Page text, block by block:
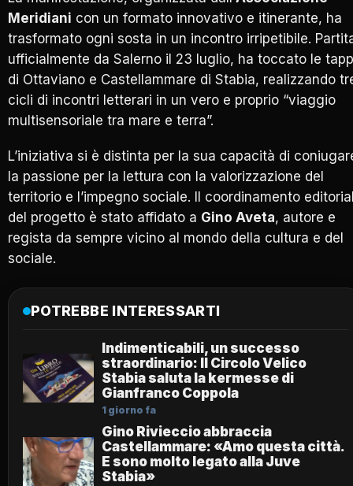
Meridiani con un formato innovativo e itinerante, ha
trasformato ogni sosta in un incontro irripetibile.
ufficialmente da Salerno il 23 luglio, ha toccato le
di Ottaviano e Castellammare di Stabia, realizzando
cicli di incontri letterari in un vero e proprio “viaggio
multisensoriale tra mare e terra”.
L’iniziativa si è distinta per la sua capacità di
la passione per la lettura con la valorizzazione del
territorio e l’impegno sociale. Il coordinamento
del progetto è stato affidato a Gino Aveta, autore e
regista da sempre vicino al mondo della cultura e del
sociale.
POTREBBE INTERESSARTI
Indimenticabili, un successo
straordinario: Il Circolo Velico
Stabia saluta la kermesse di
Gianfranco Coppola
1 giorno fa
Gino Rivieccio abbraccia
Castellammare: «Amo questa città.
E sono molto legato alla Juve
Stabia»